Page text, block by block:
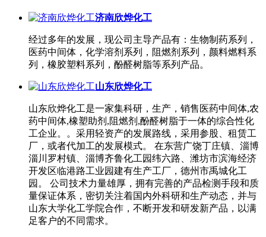
济南欣烨化工
经过多年的发展，现公司主导产品有：生物制药系列，
医药中间体，化学溶剂系列，阻燃剂系列，颜料燃料系
列，橡胶塑料系列，酚醛树脂等系列产品。
山东欣烨化工
山东欣烨化工是一家集科研，生产，销售医药中间体,农
药中间体,橡塑助剂,阻燃剂,酚醛树脂于一体的综合性化
工企业。。采用轻资产的发展路线，采用参股、租赁工
厂，或者代加工的发展模式。 在东营广饶丁庄镇、淄博
淄川罗村镇、淄博齐鲁化工园纬六路、潍坊市滨海经济
开发区临港路工业园建有生产工厂，德州市禹城化工
园。 公司技术力量雄厚，拥有完善的产品检测手段和质
量保证体系，密切关注着国内外科研和生产动态，并与
山东大学化工学院合作，不断开发和研发新产品，以满
足客户的不同需求。